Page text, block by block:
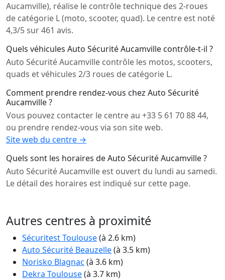
Aucamville), réalise le contrôle technique des 2-roues
de catégorie L (moto, scooter, quad). Le centre est noté
4,3/5 sur 461 avis.
Quels véhicules Auto Sécurité Aucamville contrôle-t-il ?
Auto Sécurité Aucamville contrôle les motos, scooters,
quads et véhicules 2/3 roues de catégorie L.
Comment prendre rendez-vous chez Auto Sécurité
Aucamville ?
Vous pouvez contacter le centre au +33 5 61 70 88 44,
ou prendre rendez-vous via son site web.
Site web du centre →
Quels sont les horaires de Auto Sécurité Aucamville ?
Auto Sécurité Aucamville est ouvert du lundi au samedi.
Le détail des horaires est indiqué sur cette page.
Autres centres à proximité
Sécuritest Toulouse(à 2.6 km)
Auto Sécurité Beauzelle(à 3.5 km)
Norisko Blagnac (à 3.6 km)
Dekra Toulouse(à 3.7 km)